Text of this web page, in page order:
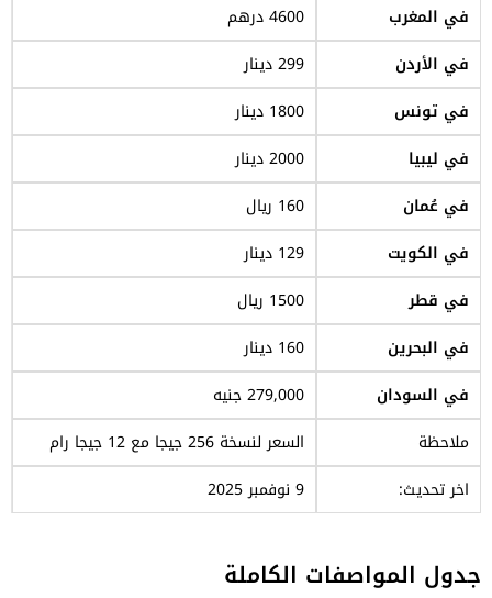
في المغرب
4600 درهم
في الأردن
299 دينار
في تونس
1800 دينار
في ليبيا
2000 دينار
في عُمان
160 ريال
في الكويت
129 دينار
في قطر
1500 ريال
في البحرين
160 دينار
في السودان
279,000 جنيه
ملاحظة
السعر لنسخة 256 جيجا مع 12 جيجا رام
اخر تحديث:
9 نوفمبر 2025
جدول المواصفات الكاملة